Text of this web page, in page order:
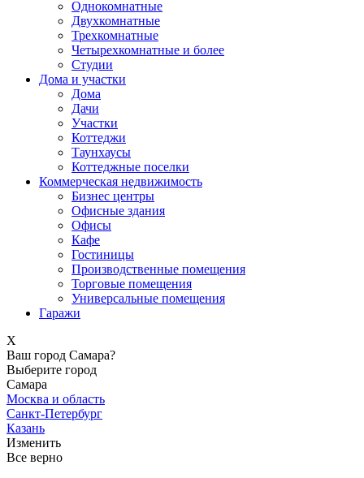
Однокомнатные
Двухкомнатные
Трехкомнатные
Четырехкомнатные и более
Студии
Дома и участки
Дома
Дачи
Участки
Коттеджи
Таунхаусы
Коттеджные поселки
Коммерческая недвижимость
Бизнес центры
Офисные здания
Офисы
Кафе
Гостиницы
Производственные помещения
Торговые помещения
Универсальные помещения
Гаражи
X
Ваш город Самара?
Выберите город
Самара
Москва и область
Санкт-Петербург
Казань
Изменить
Все верно